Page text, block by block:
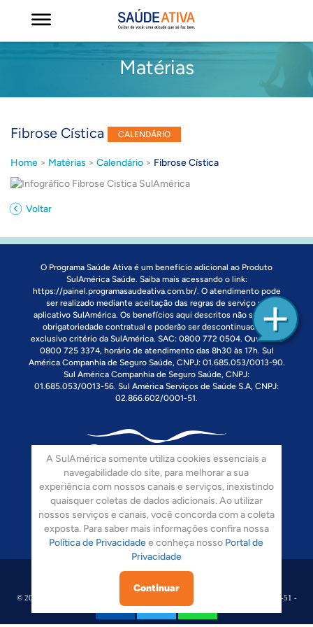
A SulAmérica somente utiliza cookies essenciais a
navegabilidade do site, para melhorar a sua
experiência com nossos canais e serviços, inexistindo
quaisquer coletas de dados adicionais. Ao utilizar
nossos serviços e canais, você concorda com a coleta
exposta. Para saber mais informações confira nossa
Política de Privacidadee conheça nosso Portal de
Privacidade
Continuar
Matérias
Fibrose Cística CALENDÁRIO
Home > Matérias > Calendário > Fibrose Cística
Voltar
O Programa Saúde Ativa é um benefício adicional ao Produto
SulAmérica Saúde. Saiba mais acessando o link:
https://painel.programasaudeativa.com.br/. O atendimento pode
ser realizado mediante aceitação das regras de serviço no
aplicativo SulAmérica. Os benefícios aqui descritos não são uma
obrigatoriedade contratual e poderão ser descontinuados a
exclusivo critério da SulAmérica. SAC: 0800 772 0504. Ouvidoria:
0800 725 3374, horário de atendimento das 8h30 às 17h. Sul
América Companhia de Seguro Saúde, CNPJ: 01.685.053/0013-90.
Sul América Companhia de Seguro Saúde, CNPJ:
01.685.053/0013-56. Sul América Serviços de Saúde S.A, CNPJ:
02.866.602/0001-51.
Siga-nos:
© 2008-2017 Sulamérica. Todos Os Direitos Reservados. CNPJ: 02.866.602/0001-51 -
Rua Dos Pinheiros, 1673 - São Paulo - SP. - CEP 05.422-012